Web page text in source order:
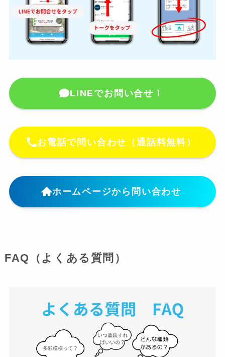
LINEでお問い合せ！
お電話で問い合わせ（通話料無料）
ホームページから問い合わせ
FAQ（よくある質問）